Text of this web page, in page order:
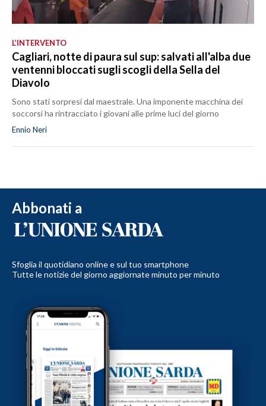
L’INTERVENTO
Cagliari, notte di paura sul sup: salvati all'alba due
ventenni bloccati sugli scogli della Sella del
Diavolo
Sono stati sorpresi dal maestrale. Una imponente macchina dei
soccorsi ha rintracciato i giovani alle prime luci del giorno
Ennio Neri
Abbonati a
Sfoglia il quotidiano online e sul tuo smartphone
Tutte le notizie del giorno aggiornate minuto per minuto